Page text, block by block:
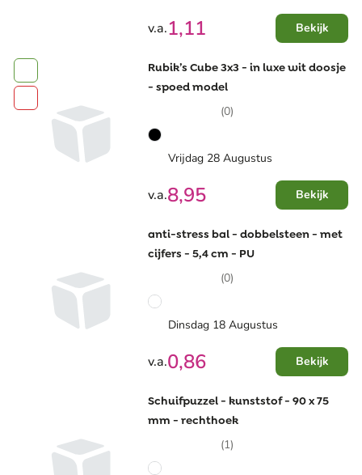
v.a.1,11 Bekijk
Rubik’s Cube 3x3 - in luxe wit doosje
- spoed model
(0)
Vrijdag 28 Augustus
v.a.8,95 Bekijk
anti-stress bal - dobbelsteen - met
cijfers - 5,4 cm - PU
(0)
Dinsdag 18 Augustus
v.a.0,86 Bekijk
Schuifpuzzel - kunststof - 90 x 75
mm - rechthoek
(1)